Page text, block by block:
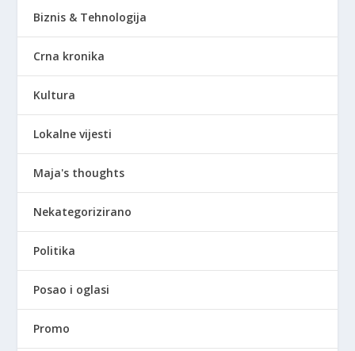
Biznis & Tehnologija
Crna kronika
Kultura
Lokalne vijesti
Maja's thoughts
Nekategorizirano
Politika
Posao i oglasi
Promo